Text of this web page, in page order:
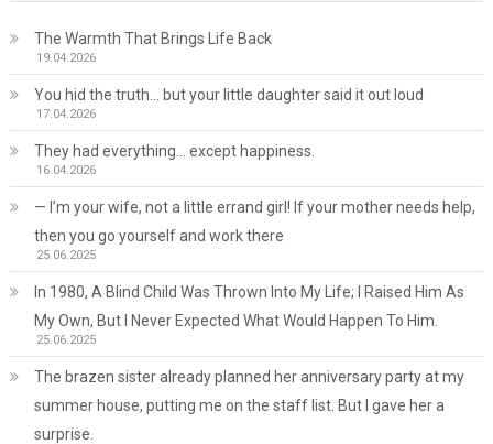
The Warmth That Brings Life Back
19.04.2026
You hid the truth… but your little daughter said it out loud
17.04.2026
They had everything… except happiness.
16.04.2026
— I’m your wife, not a little errand girl! If your mother needs help,
then you go yourself and work there
25.06.2025
In 1980, A Blind Child Was Thrown Into My Life; I Raised Him As
My Own, But I Never Expected What Would Happen To Him.
25.06.2025
The brazen sister already planned her anniversary party at my
summer house, putting me on the staff list. But I gave her a
surprise.